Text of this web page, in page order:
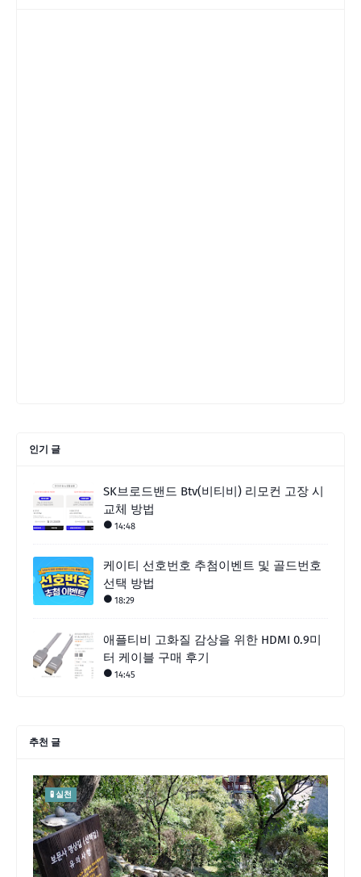
인기 글
SK브로드밴드 Btv(비티비) 리모컨 고장 시
교체 방법
14:48
케이티 선호번호 추첨이벤트 및 골드번호
선택 방법
18:29
애플티비 고화질 감상을 위한 HDMI 0.9미
터 케이블 구매 후기
14:45
추천 글
🧪 실천